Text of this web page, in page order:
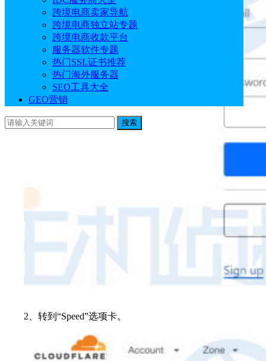
跨境电商卖家导航
跨境电商独立站专题
跨境电商收款平台
服务器软件专题
热门SSL证书推荐
热门海外服务器
SEO工具大全
GEO营销
搜索
2、转到“Speed”选项卡。